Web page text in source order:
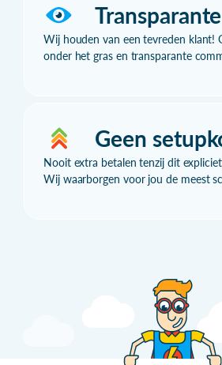
Wij houden van een tevreden klant!
onder het gras en transparante
Geen
Nooit extra betalen tenzij dit
Wij waarborgen voor jou de meest